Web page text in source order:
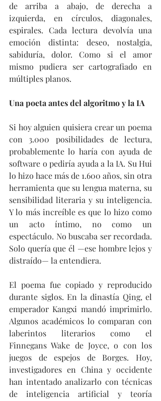
de arriba a abajo, de derecha a
izquierda, en círculos, diagonales,
espirales. Cada lectura devolvía una
emoción distinta: deseo, nostalgia,
sabiduría, dolor. Como si el amor
mismo pudiera ser cartografiado en
múltiples planos.
Una poeta antes del algoritmo y la IA
Si hoy alguien quisiera crear un poema
con 3.000 posibilidades de lectura,
probablemente lo haría con ayuda de
software o pediría ayuda a la IA. Su Hui
lo hizo hace más de 1.600 años, sin otra
herramienta que su lengua materna, su
sensibilidad literaria y su inteligencia.
Y lo más increíble es que lo hizo como
un acto íntimo, no como un
espectáculo. No buscaba ser recordada.
Solo quería que él —ese hombre lejos y
distraído— la entendiera.
El poema fue copiado y reproducido
durante siglos. En la dinastía Qing, el
emperador Kangxi mandó imprimirlo.
Algunos académicos lo comparan con
laberintos literarios como el
Finnegans Wake de Joyce, o con los
juegos de espejos de Borges. Hoy,
investigadores en China y occidente
han intentado analizarlo con técnicas
de inteligencia artificial y teoría